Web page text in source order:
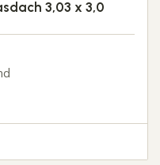
3,03 x 3,0